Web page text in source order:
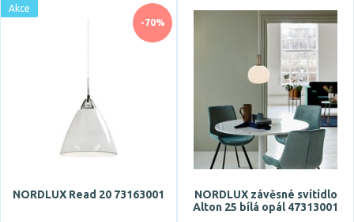
-70%
Akce
NORDLUX Read 20 73163001
NORDLUX závěsné svítídlo
Alton 25 bílá opál 47313001